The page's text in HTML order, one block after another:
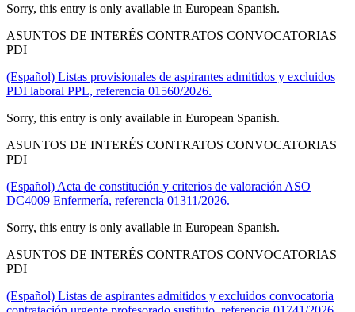
Sorry, this entry is only available in European Spanish.
ASUNTOS DE INTERÉS CONTRATOS CONVOCATORIAS
PDI
(Español) Listas provisionales de aspirantes admitidos y excluidos
PDI laboral PPL, referencia 01560/2026.
Sorry, this entry is only available in European Spanish.
ASUNTOS DE INTERÉS CONTRATOS CONVOCATORIAS
PDI
(Español) Acta de constitución y criterios de valoración ASO
DC4009 Enfermería, referencia 01311/2026.
Sorry, this entry is only available in European Spanish.
ASUNTOS DE INTERÉS CONTRATOS CONVOCATORIAS
PDI
(Español) Listas de aspirantes admitidos y excluidos convocatoria